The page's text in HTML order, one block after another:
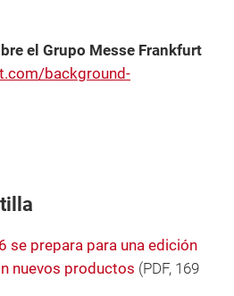
el Grupo Messe Frankfurt
background-
se prepara para una edición
nuevos productos (PDF, 169